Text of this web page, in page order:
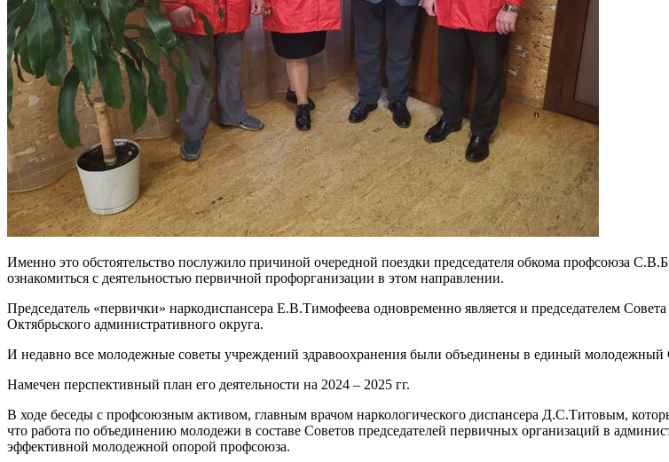
Именно это обстоятельство послужило причиной очередной поездки председателя обкома профсоюза
ознакомиться с деятельностью первичной профорганизации в этом направлении.
Председатель «первички» наркодиспансера Е.В.Тимофеева одновременно является и председателем
Октябрьского административного округа.
И недавно все молодежные советы учреждений здравоохранения были объединены в единый
Намечен перспективный план его деятельности на 2024 – 2025 гг.
В ходе беседы с профсоюзным активом, главным врачом наркологического диспансера Д.С.Титовым,
что работа по объединению молодежи в составе Советов председателей первичных организаций в
эффективной молодежной опорой профсоюза.